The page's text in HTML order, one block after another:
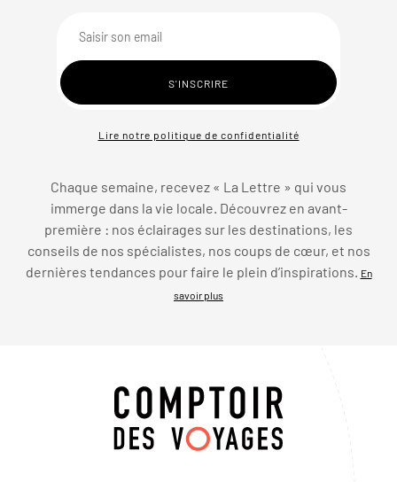
Lire notre politique de confidentialité
Chaque semaine, recevez « La Lettre » qui vous
immerge dans la vie locale. Découvrez en avant-
première : nos éclairages sur les destinations, les
conseils de nos spécialistes, nos coups de cœur, et nos
dernières tendances pour faire le plein d’inspirations.
En
savoir plus